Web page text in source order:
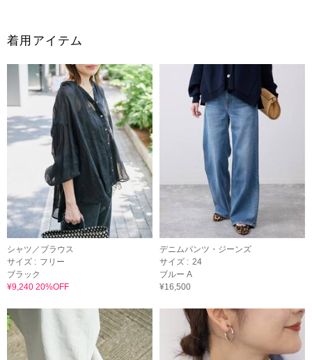
着用アイテム
シャツ／ブラウス
サイズ : フリー
ブラック
¥9,240 20%OFF
デニムパンツ・ジーンズ
サイズ : 24
ブルー A
¥16,500